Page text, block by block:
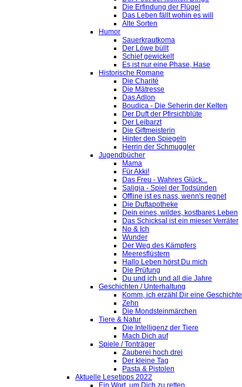
Die Erfindung der Flügel
Das Leben fällt wohin es will
Alte Sorten
Humor
Sauerkrautkoma
Der Löwe büllt
Schief gewickelt
Es ist nur eine Phase, Hase
Historische Romane
Die Charité
Die Mätresse
Das Adlon
Boudica - Die Seherin der Kelten
Der Duft der Pfirsichblüte
Der Leibarzt
Die Giftmeisterin
Hinter den Spiegeln
Herrin der Schmuggler
Jugendbücher
Mama
Für Akki!
Das Freu - Wahres Glück...
Saligia - Spiel der Todsünden
Offline ist es nass, wenn's regnet
Die Duftapotheke
Dein eines, wildes, kostbares Leben
Das Schicksal ist ein mieser Verräter
No & Ich
Wunder
Der Weg des Kämpfers
Meeresflüstern
Hallo Leben hörst Du mich
Die Prüfung
Du und ich und all die Jahre
Geschichten / Unterhaltung
Komm, ich erzähl Dir eine Geschichte
Zehn
Die Mondsteinmärchen
Tiere & Natur
Die Intelligenz der Tiere
Mach Dich auf
Spiele / Tonträger
Zauberei hoch drei
Der kleine Tag
Pasta & Pistolen
Aktuelle Lesetipps 2022
Ein Wort, um Dich zu retten